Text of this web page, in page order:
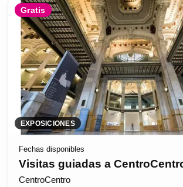
Gratis
EXPOSICIONES
Fechas disponibles
Visitas guiadas a
CentroCentro